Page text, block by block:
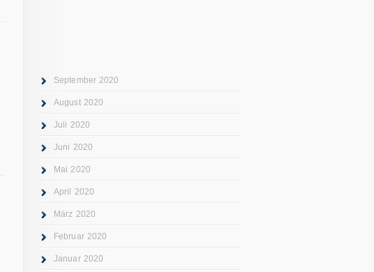
September 2020
August 2020
Juli 2020
Juni 2020
Mai 2020
April 2020
März 2020
Februar 2020
Januar 2020